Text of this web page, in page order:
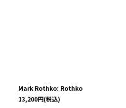
Mark Rothko: Rothko
13,200円(税込)